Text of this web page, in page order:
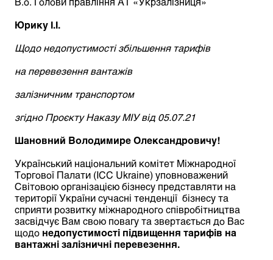
Юрику І.І.
Щодо недопустимості збільшення тарифів
на перевезення вантажів
залізничним транспортом
згідно Проєкту Наказу МІУ від 05.07.21
Шановний Володимире Олександровичу!
Український національний комітет Міжнародної
Торгової Палати (ICC Ukraine) уповноважений
Світовою організацією бізнесу представляти на
території України сучасні тенденції бізнесу та
сприяти розвитку міжнародного співробітництва
засвідчує Вам свою повагу та звертається до Вас
щодо недопустимості підвищення тарифів на
вантажні залізничні перевезення.